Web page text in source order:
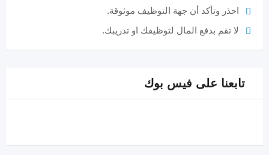
احذر وتأكد أن جهة التوظيف موثوقة.
لا تقم بدفع المال لتوظيفك او تدريبك.
تابعنا على فيس بوك